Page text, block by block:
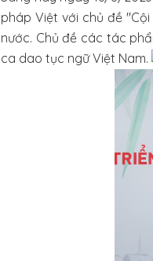
pháp Việt với chủ đề
nước. Chủ đề các tác
ca dao tục ngữ Việt Nam.